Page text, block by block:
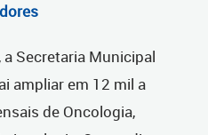
Secretaria Municipal
ampliar em 12 mil a
de Oncologia,